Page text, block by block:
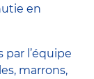
en
l’équipe
marrons,